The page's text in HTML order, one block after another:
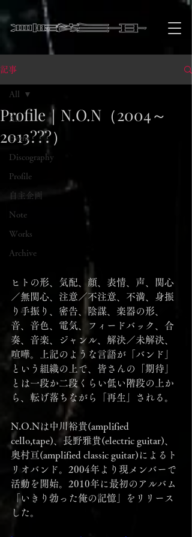
記事
All
Event
Discography
Profile
自主企画
Note
Works
Archive
All
Profile｜N.O.N（2004～
2013???）
ヒトの形、気配、顔、表情、声、関心
／無関心、注意／不注意、不満、身振
り手振り、密告、陰謀、楽器の形、
音、音色、電気、フィードバック、合
奏、音楽、ジャンル、解決／未解決、
喧嘩。上記のような言語が「バンド」
という組織の上で、皆さんの「期待」
とは一段か二段くらい低い階段の上か
ら、転げ落ちながら「再生」される。
N.O.Nは中川裕貴(amplified
cello,tape)、長野雅貴(electric guitar)、
奥村亘(amplified classic guitar)によるト
リオバンド。2004年より現メンバーで
活動を開始。2010年に最初のアルバム
「いきり勃った俺の記憶」をリリース
した。